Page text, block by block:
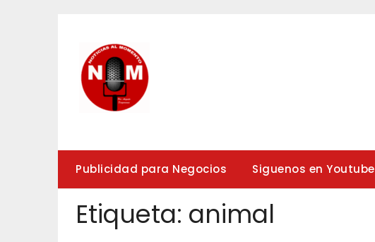
Publicidad para Negocios Siguenos en Youtube
Etiqueta: animal